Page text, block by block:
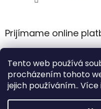
Tento web používá
procházením tohoto
jejich používáním..
Prijímame online